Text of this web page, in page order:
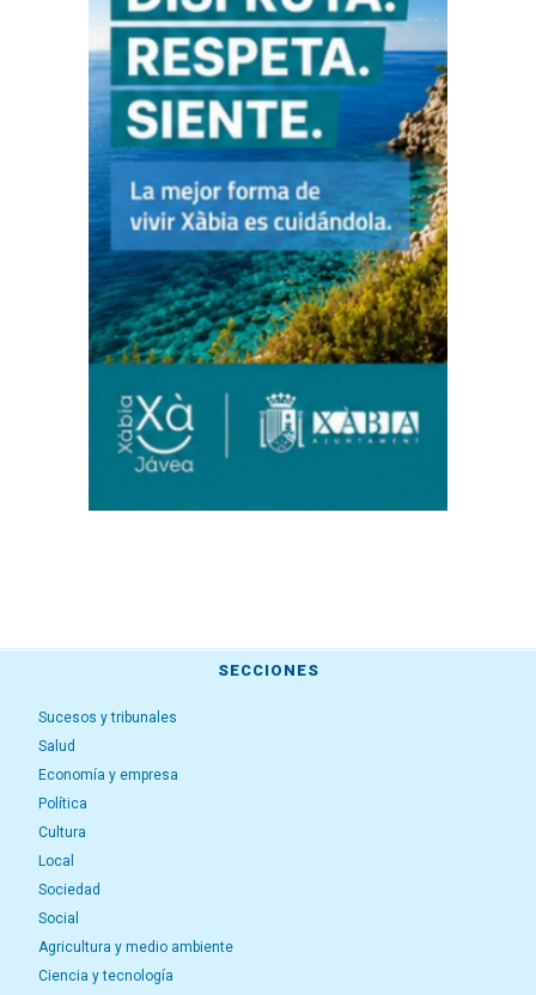
SECCIONES
Sucesos y tribunales
Salud
Economía y empresa
Política
Cultura
Local
Sociedad
Social
Agricultura y medio ambiente
Ciencia y tecnología